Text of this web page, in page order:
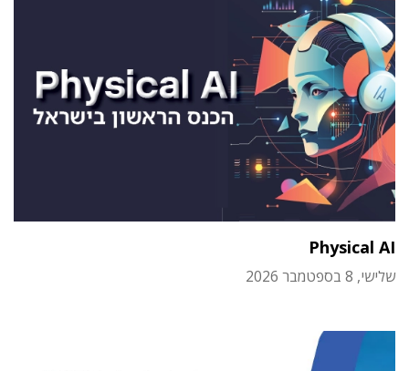
Physical AI
שלישי, 8 בספטמבר 2026